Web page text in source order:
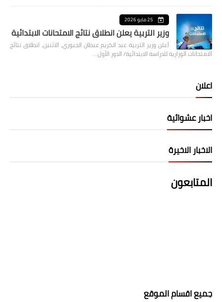
25 مايو 2026
وزير التربية يعلن انطلاق نتائج الامتحانات الابتدائية
أعلن وزير التربية عبد الكريم عبطان الجبوري، الاثنين، انطلاق نتائج
الامتحانات الوزارية للدراسة الابتدائية/ الدور الأول…
اعلان
اخبار عشوائية
الاخبار الاخيرة
المتابعون
جميع اقسام الموقع